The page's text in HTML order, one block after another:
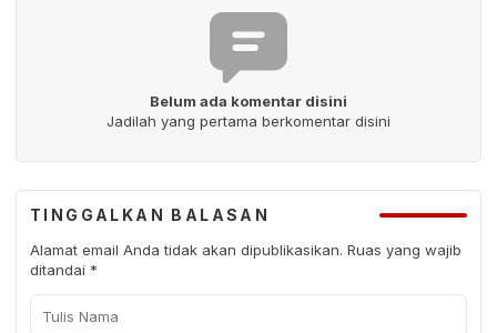
Belum ada komentar disini
Jadilah yang pertama berkomentar disini
TINGGALKAN BALASAN
Alamat email Anda tidak akan dipublikasikan. Ruas yang wajib
ditandai *